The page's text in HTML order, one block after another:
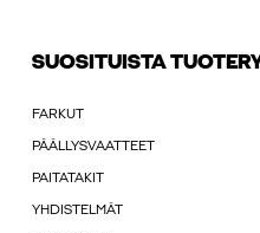
SUOSITUISTA
FARKUT
PÄÄLLYSVAATTEET
PAITATAKIT
YHDISTELMÄT